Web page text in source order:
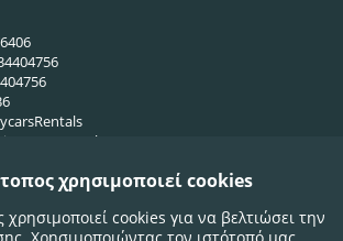
χρησιμοποιεί cookies
χρησιμοποιεί cookies για να βελτιώσει την